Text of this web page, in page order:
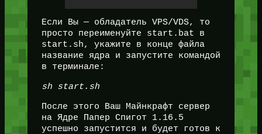
Если Вы — обладатель VPS/VDS, то
просто переименуйте start.bat в
start.sh, укажите в конце файла
название ядра и запустите командой
в терминале:
sh start.sh
После этого Ваш Майнкрафт сервер
на Ядре Папер Спигот 1.16.5
успешно запустится и будет готов к